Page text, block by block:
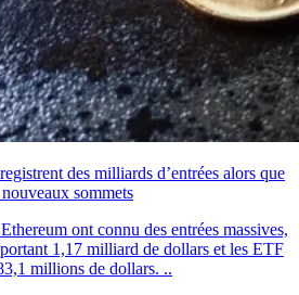
des milliards d’entrées alors que
sommets
ont connu des entrées massives,
1,17 milliard de dollars et les ETF
millions de dollars. ..